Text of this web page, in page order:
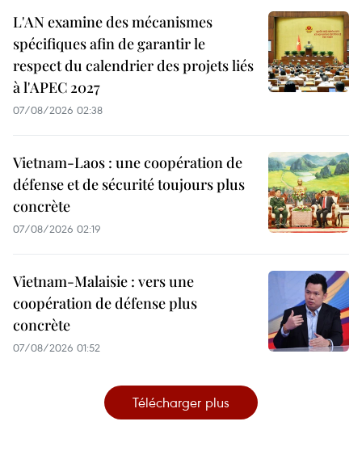
L'AN examine des mécanismes
spécifiques afin de garantir le
respect du calendrier des projets liés
à l'APEC 2027
07/08/2026 02:38
Vietnam-Laos : une coopération de
défense et de sécurité toujours plus
concrète
07/08/2026 02:19
Vietnam-Malaisie : vers une
coopération de défense plus
concrète
07/08/2026 01:52
Télécharger plus